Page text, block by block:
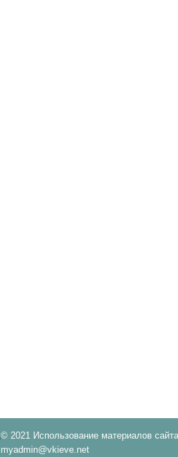
© 2021 Использование материалов
myadmin@vkieve.net